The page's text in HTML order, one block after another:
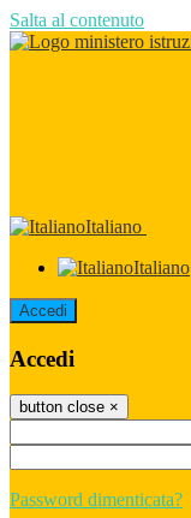
Salta al contenuto
Italiano
Italiano
Accedi
Accedi
button close ×
Password dimenticata?